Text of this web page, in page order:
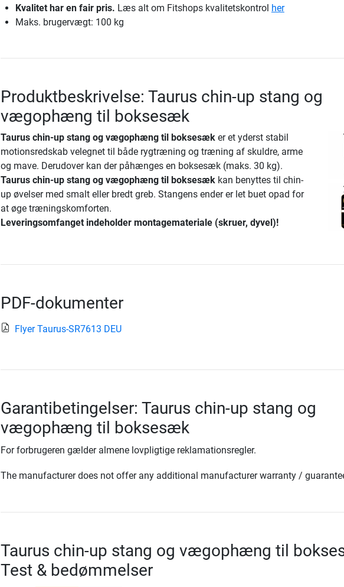
Kvalitet har en fair pris. Læs alt om Fitshops kvalitetskontrol her
Maks. brugervægt: 100 kg
Produktbeskrivelse: Taurus chin-up stang og
vægophæng til boksesæk
Taurus chin-up stang og vægophæng til boksesæker et yderst stabil
motionsredskab velegnet til både rygtræning og træning af skuldre, arme
og mave. Derudover kan der påhænges en boksesæk (maks. 30 kg).
Taurus chin-up stang og vægophæng til boksesækkan benyttes til chin-
up øvelser med smalt eller bredt greb. Stangens ender er let buet opad for
at øge træningskomforten.
Leveringsomfanget indeholder montagemateriale (skruer, dyvel)!
PDF-dokumenter
Flyer Taurus-SR7613 DEU
Garantibetingelser: Taurus chin-up stang og
vægophæng til boksesæk
For forbrugeren gælder almene lovpligtige reklamationsregler.
The manufacturer does not offer any additional manufacturer warranty /
Taurus chin-up stang og vægophæng til
Test & bedømmelser